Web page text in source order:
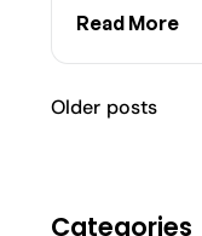
Read More
Older posts
Categories